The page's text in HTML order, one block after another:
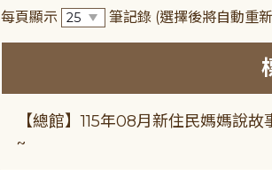
每頁顯示 筆記錄 (選擇後將自動重
【總館】115年08月新住民媽媽說
~